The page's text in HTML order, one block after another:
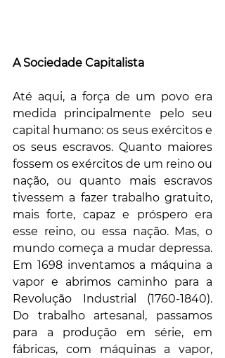
A Sociedade Capitalista
Até aqui, a força de um povo era
medida principalmente pelo seu
capital humano: os seus exércitos e
os seus escravos. Quanto maiores
fossem os exércitos de um reino ou
nação, ou quanto mais escravos
tivessem a fazer trabalho gratuito,
mais forte, capaz e próspero era
esse reino, ou essa nação. Mas, o
mundo começa a mudar depressa.
Em 1698 inventamos a máquina a
vapor e abrimos caminho para a
Revolução Industrial (1760-1840).
Do trabalho artesanal, passamos
para a produção em série, em
fábricas, com máquinas a vapor,